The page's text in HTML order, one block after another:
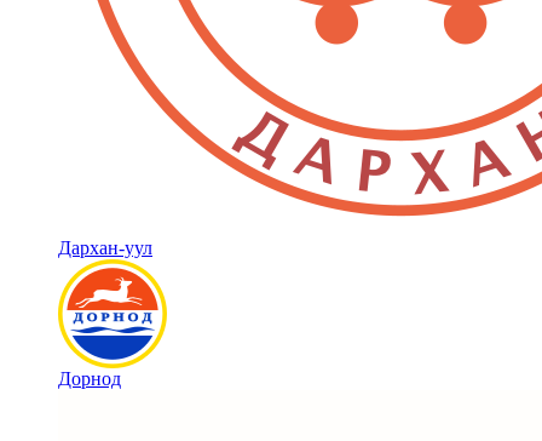
Дархан-уул
Дорнод